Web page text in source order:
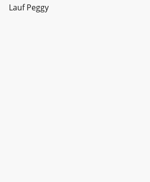
Lauf Peggy